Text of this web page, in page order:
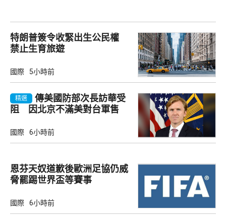
特朗普簽令收緊出生公民權
禁止生育旅遊
國際 5小時前
精選
傳美國防部次長訪華受
阻 因北京不滿美對台軍售
國際 6小時前
恩芬天奴道歉後歐洲足協仍威
脅罷踢世界盃等賽事
國際 6小時前